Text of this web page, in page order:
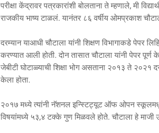
परीक्षा केंद्रावर पत्रकारांशी बोलताना ते म्हणाले, मी
राजकीय भाष्य टाळलं. यानंतर ८६ वर्षीय ओमप्रकाश
दरम्यान याआधी चौटाला यांनी शिक्षण विभागाकडे पेपर
करण्यात आली होती. दोन तासात चौटाला यांनी पेपर पूर्ण
जेबीटी घोटाळ्याची शिक्षा भोग असताना २०१३ ते २०२१
केला होता.
२०१७ मध्ये त्यांनी नॅशनल इन्स्टिट्यूट ऑफ ओपन
विषयांमध्ये ५३,४ टक्के गुण मिळवले होते. चौटाला हे